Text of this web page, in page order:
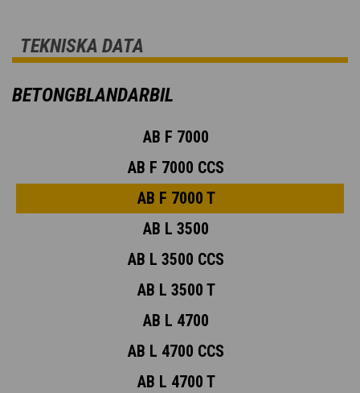
TEKNISKA DATA
BETONGBLANDARBIL
AB F 7000
AB F 7000 CCS
AB F 7000 T
AB L 3500
AB L 3500 CCS
AB L 3500 T
AB L 4700
AB L 4700 CCS
AB L 4700 T